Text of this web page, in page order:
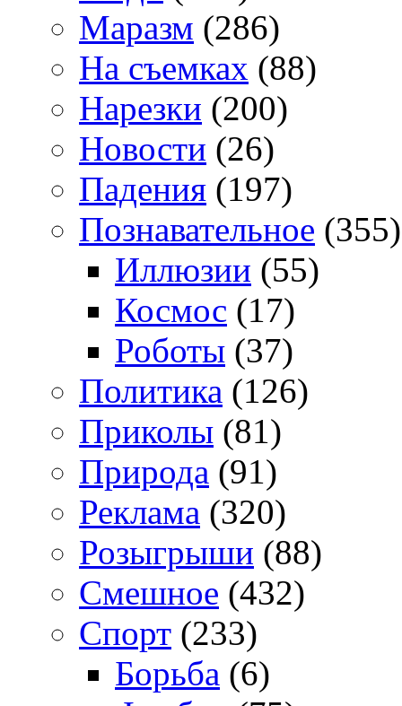
Маразм (286)
На съемках (88)
Нарезки (200)
Новости (26)
Падения (197)
Познавательное (355)
Иллюзии (55)
Космос (17)
Роботы (37)
Политика (126)
Приколы (81)
Природа (91)
Реклама (320)
Розыгрыши (88)
Смешное (432)
Спорт (233)
Борьба (6)